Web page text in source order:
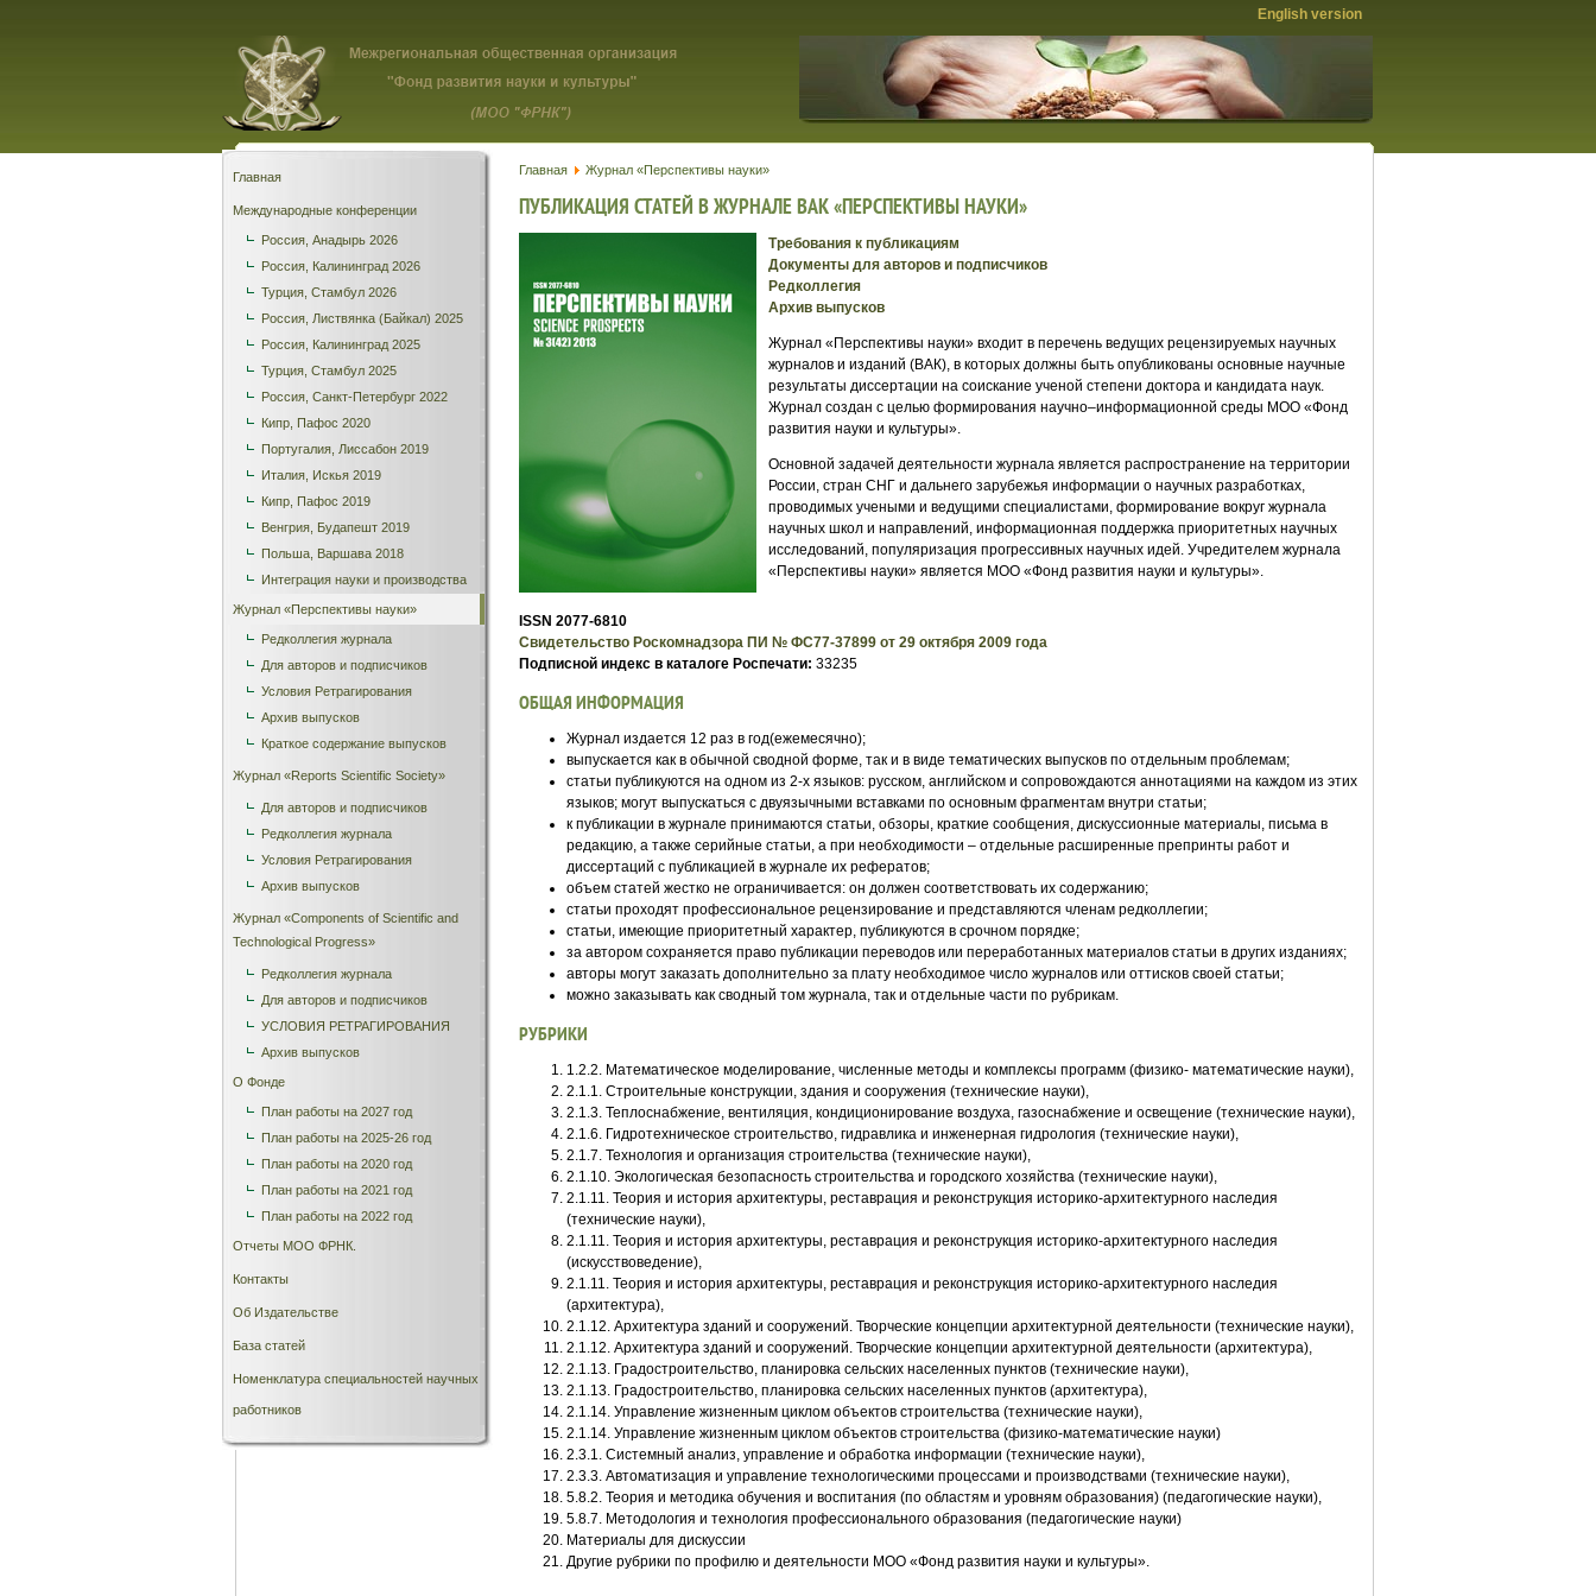
English version
Главная
Международные конференции
Россия, Анадырь 2026
Россия, Калининград 2026
Турция, Стамбул 2026
Россия, Листвянка (Байкал) 2025
Россия, Калининград 2025
Турция, Стамбул 2025
Россия, Санкт-Петербург 2022
Кипр, Пафос 2020
Португалия, Лиссабон 2019
Италия, Искья 2019
Кипр, Пафос 2019
Венгрия, Будапешт 2019
Польша, Варшава 2018
Интеграция науки и производства
Журнал «Перспективы науки»
Редколлегия журнала
Для авторов и подписчиков
Условия Ретрагирования
Архив выпусков
Краткое содержание выпусков
Журнал «Reports Scientific Society»
Для авторов и подписчиков
Редколлегия журнала
Условия Ретрагирования
Архив выпусков
Журнал «Сomponents of Scientific and
Technological Progress»
Редколлегия журнала
Для авторов и подписчиков
УСЛОВИЯ РЕТРАГИРОВАНИЯ
Архив выпусков
О Фонде
План работы на 2027 год
План работы на 2025-26 год
План работы на 2020 год
План работы на 2021 год
План работы на 2022 год
Отчеты МОО ФРНК.
Контакты
Об Издательстве
База статей
Номенклатура специальностей научных
работников
Главная Журнал «Перспективы науки»
ПУБЛИКАЦИЯ СТАТЕЙ В ЖУРНАЛЕ ВАК «ПЕРСПЕКТИВЫ НАУКИ»
Требования к публикациям
Документы для авторов и подписчиков
Редколлегия
Архив выпусков
Журнал «Перспективы науки» входит в перечень ведущих рецензируемых научных
журналов и изданий (ВАК), в которых должны быть опубликованы основные научные
результаты диссертации на соискание ученой степени доктора и кандидата наук.
Журнал создан с целью формирования научно–информационной среды МОО «Фонд
развития науки и культуры».
Основной задачей деятельности журнала является распространение на территории
России, стран СНГ и дальнего зарубежья информации о научных разработках,
проводимых учеными и ведущими специалистами, формирование вокруг журнала
научных школ и направлений, информационная поддержка приоритетных научных
исследований, популяризация прогрессивных научных идей. Учредителем журнала
«Перспективы науки» является МОО «Фонд развития науки и культуры».
ISSN 2077-6810
Свидетельство Роскомнадзора ПИ № ФС77-37899 от 29 октября 2009 года
Подписной индекс в каталоге Роспечати: 33235
ОБЩАЯ ИНФОРМАЦИЯ
Журнал издается 12 раз в год(ежемесячно);
выпускается как в обычной сводной форме, так и в виде тематических выпусков по отдельным проблемам;
статьи публикуются на одном из 2-х языков: русском, английском и сопровождаются аннотациями на каждом из этих
языков; могут выпускаться с двуязычными вставками по основным фрагментам внутри статьи;
к публикации в журнале принимаются статьи, обзоры, краткие сообщения, дискуссионные материалы, письма в
редакцию, а также серийные статьи, а при необходимости – отдельные расширенные препринты работ и
диссертаций с публикацией в журнале их рефератов;
объем статей жестко не ограничивается: он должен соответствовать их содержанию;
статьи проходят профессиональное рецензирование и представляются членам редколлегии;
статьи, имеющие приоритетный характер, публикуются в срочном порядке;
за автором сохраняется право публикации переводов или переработанных материалов статьи в других изданиях;
авторы могут заказать дополнительно за плату необходимое число журналов или оттисков своей статьи;
можно заказывать как сводный том журнала, так и отдельные части по рубрикам.
РУБРИКИ
1.2.2. Математическое моделирование, численные методы и комплексы программ (физико- математические науки),
2.1.1. Строительные конструкции, здания и сооружения (технические науки),
2.1.3. Теплоснабжение, вентиляция, кондиционирование воздуха, газоснабжение и освещение (технические науки),
2.1.6. Гидротехническое строительство, гидравлика и инженерная гидрология (технические науки),
2.1.7. Технология и организация строительства (технические науки),
2.1.10. Экологическая безопасность строительства и городского хозяйства (технические науки),
2.1.11. Теория и история архитектуры, реставрация и реконструкция историко-архитектурного наследия
(технические науки),
2.1.11. Теория и история архитектуры, реставрация и реконструкция историко-архитектурного наследия
(искусствоведение),
2.1.11. Теория и история архитектуры, реставрация и реконструкция историко-архитектурного наследия
(архитектура),
2.1.12. Архитектура зданий и сооружений. Творческие концепции архитектурной деятельности (технические науки),
2.1.12. Архитектура зданий и сооружений. Творческие концепции архитектурной деятельности (архитектура),
2.1.13. Градостроительство, планировка сельских населенных пунктов (технические науки),
2.1.13. Градостроительство, планировка сельских населенных пунктов (архитектура),
2.1.14. Управление жизненным циклом объектов строительства (технические науки),
2.1.14. Управление жизненным циклом объектов строительства (физико-математические науки)
2.3.1. Системный анализ, управление и обработка информации (технические науки),
2.3.3. Автоматизация и управление технологическими процессами и производствами (технические науки),
5.8.2. Теория и методика обучения и воспитания (по областям и уровням образования) (педагогические науки),
5.8.7. Методология и технология профессионального образования (педагогические науки)
Материалы для дискуссии
Другие рубрики по профилю и деятельности МОО «Фонд развития науки и культуры».